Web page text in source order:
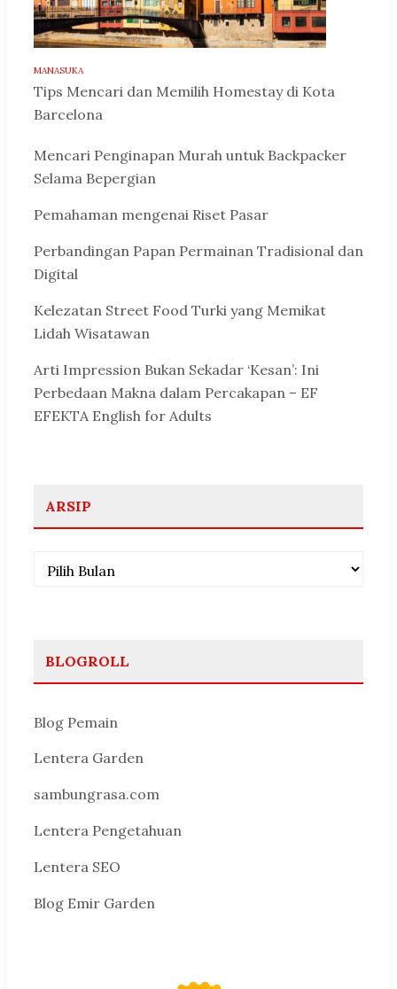
MANASUKA
Tips Mencari dan Memilih Homestay di Kota
Barcelona
Mencari Penginapan Murah untuk Backpacker
Selama Bepergian
Pemahaman mengenai Riset Pasar
Perbandingan Papan Permainan Tradisional dan
Digital
Kelezatan Street Food Turki yang Memikat
Lidah Wisatawan
Arti Impression Bukan Sekadar ‘Kesan’: Ini
Perbedaan Makna dalam Percakapan – EF
EFEKTA English for Adults
ARSIP
Arsip
BLOGROLL
Blog Pemain
Lentera Garden
sambungrasa.com
Lentera Pengetahuan
Lentera SEO
Blog Emir Garden